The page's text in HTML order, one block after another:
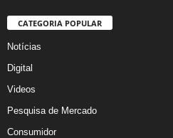
CATEGORIA POPULAR
Notícias
Digital
Videos
Pesquisa de Mercado
Consumidor